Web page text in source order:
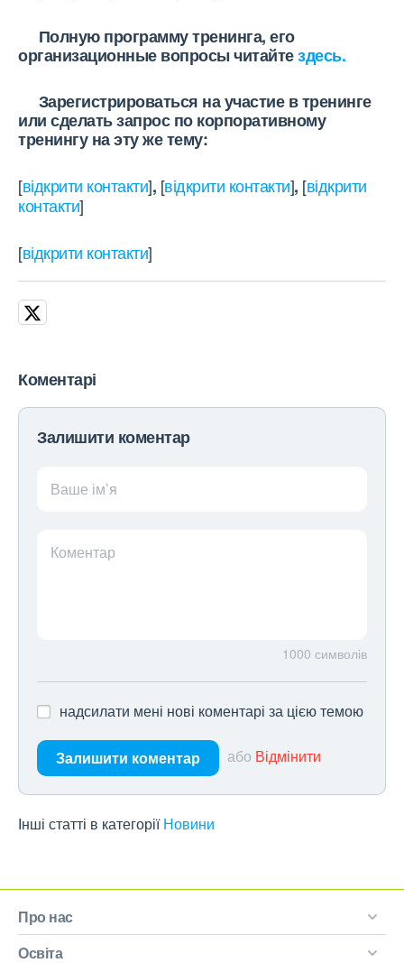
Полную программу тренинга, его
организационные вопросы читайтездесь.
Зарегистрироваться на участие в тренинге
или сделать запрос по корпоративному
тренингу на эту же тему:
[відкрити контакти], [відкрити контакти], [відкрити
контакти]
[відкрити контакти]
Коментарі
Залишити коментар
Ваше ім’я
Коментар
1000 символів
надсилати мені нові коментарі за цією темою
Залишити коментар або Відмінити
Інші статті в категорії Новини
Про нас
Освіта